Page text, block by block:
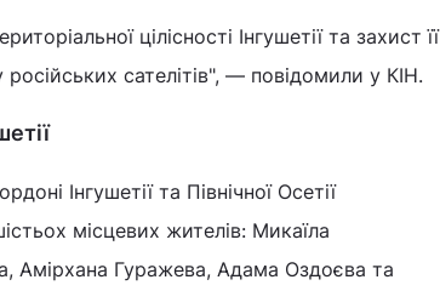
цілісності Інгушетії та захист її
сателітів", — повідомили у КІН.
Інгушетії та Північної Осетії
місцевих жителів: Микаїла
Амірхана Гуражева, Адама Оздоєва та